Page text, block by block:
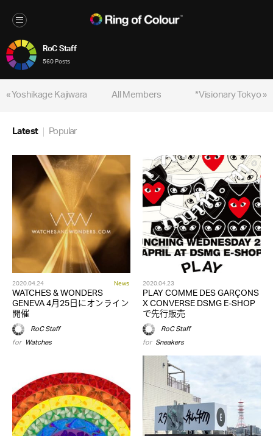
RoC Staff
560 Posts
« Yoshikage Kajiwara *Visionary Tokyo »
All Members
Latest Popular
2020.04.24 News
WATCHES & WONDERS
GENEVA 4月25日にオンライン
開催
RoC Staff
for Watches
2020.04.23
PLAY COMME DES GARÇONS
X CONVERSE DSMG E-SHOP
で先行販売
RoC Staff
for Sneakers